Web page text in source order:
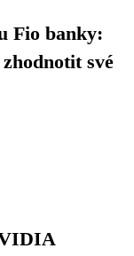
Fio banky:
své